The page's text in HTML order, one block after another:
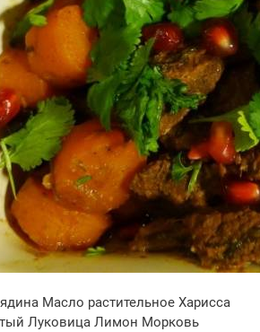
Масло растительное Харисса
Луковица Лимон Морковь